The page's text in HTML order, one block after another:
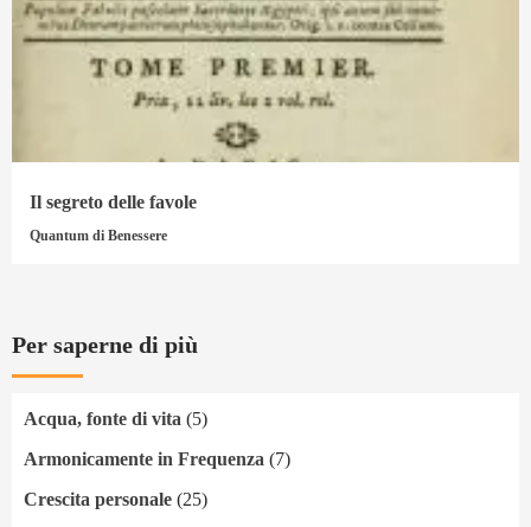
Il segreto delle favole
Quantum di Benessere
Per saperne di più
Acqua, fonte di vita (5)
Armonicamente in Frequenza (7)
Crescita personale (25)